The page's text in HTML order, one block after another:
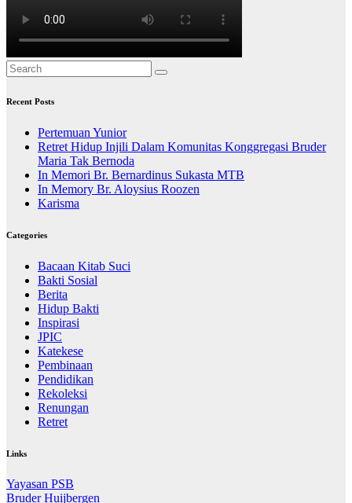
Recent Posts
Pertemuan Yunior
Retret Hidup Injili Dalam Komunitas Konggregasi Bruder
Maria Tak Bernoda
In Memori Br. Bernardinus Sukasta MTB
In Memory Br. Aloysius Roozen
Karisma
Categories
Bacaan Kitab Suci
Bakti Sosial
Berita
Hidup Bakti
Inspirasi
JPIC
Katekese
Pembinaan
Pendidikan
Rekoleksi
Renungan
Retret
Links
Yayasan PSB
Bruder Huijbergen